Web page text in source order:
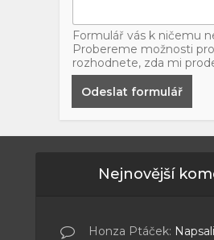
Formulář vás k ničemu
Probereme možnosti
rozhodnete, zda mi
Odeslat formulář
Nejnovější
Honza Ptáček: